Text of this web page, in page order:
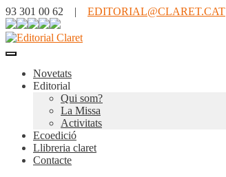
93 301 00 62 | EDITORIAL@CLARET.CAT
Novetats
Editorial
Qui som?
La Missa
Activitats
Ecoedició
Llibreria claret
Contacte